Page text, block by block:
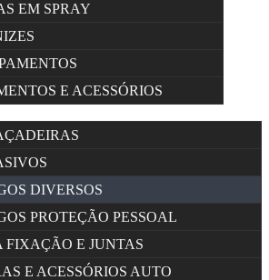
EM SPRAY
E ACESSÓRIOS
DIVERSOS
PROTEÇÃO PESSOAL
FIXAÇÃO E JUNTAS
E ACESSÓRIOS AUTO